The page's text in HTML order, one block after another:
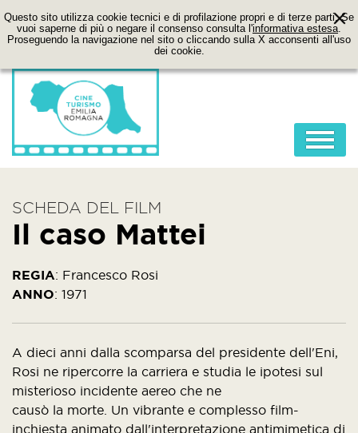
Questo sito utilizza cookie tecnici e di profilazione propri e di terze parti. Se
vuoi saperne di più o negare il consenso consulta l'informativa estesa.
Proseguendo la navigazione nel sito o cliccando sulla X acconsenti all'uso
dei cookie.
ABOUT
FILM
CONTATTI
SCHEDA DEL FILM
Il caso Mattei
REGIA: Francesco Rosi
ANNO: 1971
A dieci anni dalla scomparsa del presidente dell'Eni,
Rosi ne ripercorre la carriera e studia le ipotesi sul
misterioso incidente aereo che ne
causò la morte. Un vibrante e complesso film-
inchiesta animato dall'interpretazione antimimetica di